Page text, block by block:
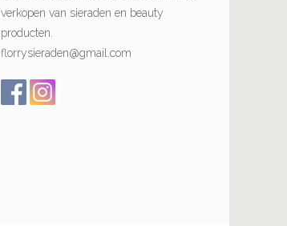
verkopen van sieraden en beauty
producten.
florrysieraden@gmail.com